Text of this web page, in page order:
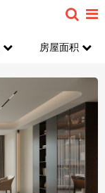
房屋面积